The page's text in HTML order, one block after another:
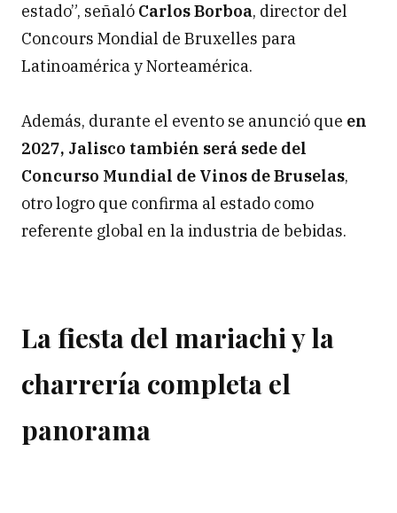
estado”, señaló Carlos Borboa, director del
Concours Mondial de Bruxelles para
Latinoamérica y Norteamérica.
Además, durante el evento se anunció que en
2027, Jalisco también será sede del
Concurso Mundial de Vinos de Bruselas,
otro logro que confirma al estado como
referente global en la industria de bebidas.
La fiesta del mariachi y la
charrería completa el
panorama